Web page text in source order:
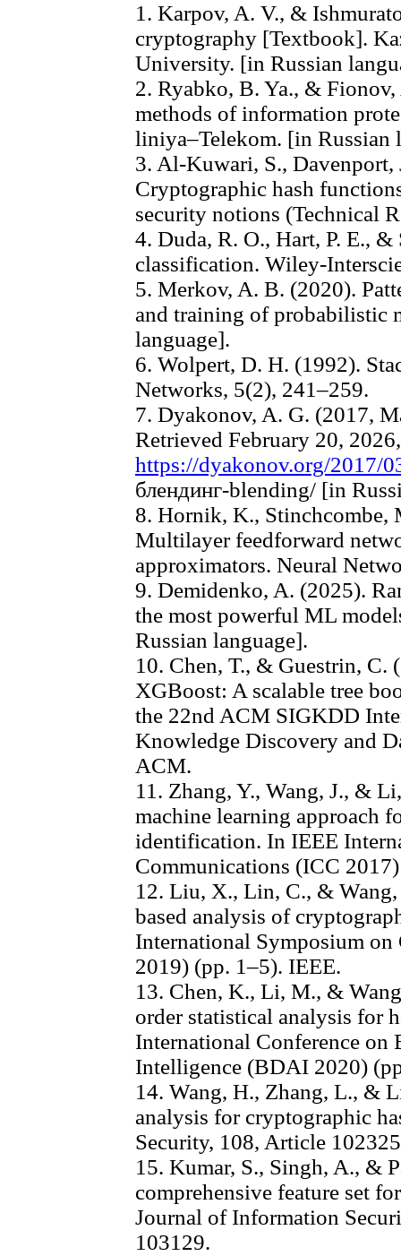
1. Karpov, A. V., &
cryptography [Textbook].
University. [in Russian
2. Ryabko, B. Ya., &
methods of information
liniya–Telekom. [in Russian
3. Al-Kuwari, S.,
Cryptographic hash
security notions (Technical
4. Duda, R. O., Hart, P. E.,
classification. Wiley-
5. Merkov, A. B. (2020).
and training of probabilistic
language].
6. Wolpert, D. H. (1992).
Networks, 5(2), 241–259.
7. Dyakonov, A. G. (2017,
Retrieved February 20,
https://dyakonov.org/2017/
блендинг-blending/ [in
8. Hornik, K., Stinchcombe,
Multilayer feedforward
approximators. Neural
9. Demidenko, A. (2025).
the most powerful ML
Russian language].
10. Chen, T., & Guestrin, C.
XGBoost: A scalable tree
the 22nd ACM SIGKDD
Knowledge Discovery and
ACM.
11. Zhang, Y., Wang, J., &
machine learning approach
identification. In IEEE
Communications (ICC
12. Liu, X., Lin, C., &
based analysis of
International Symposium
2019) (pp. 1–5). IEEE.
13. Chen, K., Li, M., &
order statistical analysis for
International Conference
Intelligence (BDAI 2020)
14. Wang, H., Zhang, L., &
analysis for cryptographic
Security, 108, Article
15. Kumar, S., Singh, A., &
comprehensive feature set
Journal of Information
103129.